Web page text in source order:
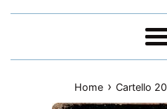
Home › Cartello